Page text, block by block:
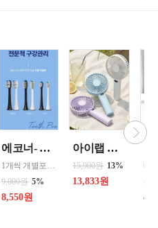
에코너- MS2 티스프로 음파 전동칫솔모 1입 단품 *3개 / 색상선택 화이트 블랙 선택
1개씩 개별포장되어있고 3개 단위로 판매중입니다
9,000원 5%
8,550원
아이랩 클래식 LED 팬 2026년신형 3단계바람조절 LED 무선 테이블가능
15,900원 13%
13,833원